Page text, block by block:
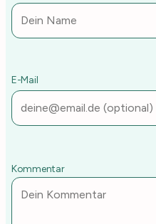
Kommentar
E-Mail